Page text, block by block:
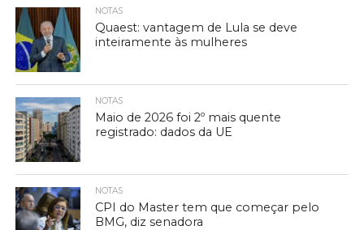
NOTAS
Quaest: vantagem de Lula se deve
inteiramente às mulheres
NOTAS
Maio de 2026 foi 2º mais quente
registrado: dados da UE
NOTAS
CPI do Master tem que começar pelo
BMG, diz senadora